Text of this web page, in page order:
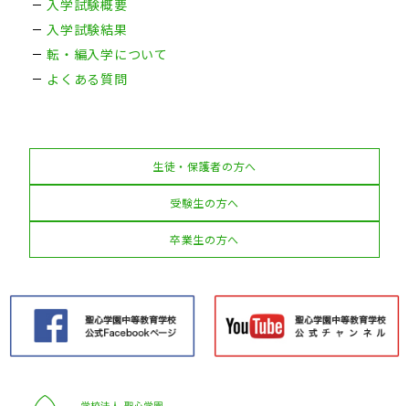
入学試験概要
入学試験結果
転・編入学について
よくある質問
生徒・保護者の方へ
受験生の方へ
卒業生の方へ